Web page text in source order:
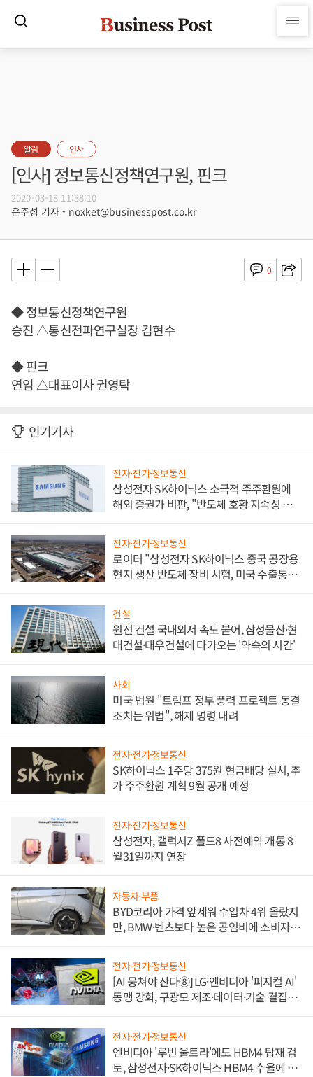
알림 인사
[인사] 정보통신정책연구원, 핀크
2020-03-18 11:38:10
은주성 기자 - noxket@businesspost.co.kr
0
◆ 정보통신정책연구원
승진 △통신전파연구실장 김현수
◆ 핀크
연임 △대표이사 권영탁
인기기사
전자·전기·정보통신
삼성전자 SK하이닉스 소극적 주주환원에
해외 증권가 비판, "반도체 호황 지속성 의
전자·전기·정보통신
로이터 "삼성전자 SK하이닉스 중국 공장용
현지 생산 반도체 장비 시험, 미국 수출통제
건설
원전 건설 국내외서 속도 붙어, 삼성물산·현
대건설·대우건설에 다가오는 '약속의 시간'
사회
미국 법원 "트럼프 정부 풍력 프로젝트 동결
조치는 위법", 해제 명령 내려
전자·전기·정보통신
SK하이닉스 1주당 375원 현금배당 실시, 추
가 주주환원 계획 9월 공개 예정
전자·전기·정보통신
삼성전자, 갤럭시Z 폴드8 사전예약 개통 8
월31일까지 연장
자동차·부품
BYD코리아 가격 앞세워 수입차 4위 올랐지
만, BMW·벤츠보다 높은 공임비에 소비자
전자·전기·정보통신
[AI 뭉쳐야 산다⑧] LG·엔비디아 '피지컬 AI'
동맹 강화, 구광모 제조·데이터·기술 결집
전자·전기·정보통신
엔비디아 '루빈 울트라'에도 HBM4 탑재 검
토, 삼성전자·SK하이닉스 HBM4 수율에 주